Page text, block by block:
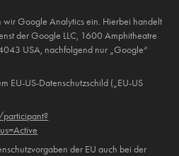
wir Google Analytics ein. Hierbei handelt
der Google LLC, 1600 Amphitheatre
USA, nachfolgend nur „Google“
EU-US-Datenschutzschild („EU-US
der EU auch bei der